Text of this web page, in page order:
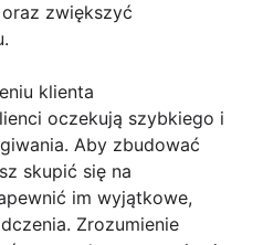
zwiększyć
klienta
oczekują szybkiego i
Aby zbudować
skupić się na
im wyjątkowe,
Zrozumienie